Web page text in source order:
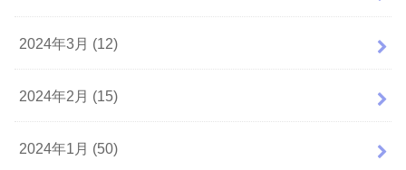
2024年3月 (12)
2024年2月 (15)
2024年1月 (50)